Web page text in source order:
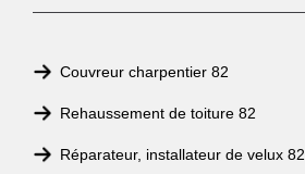
Couvreur charpentier 82
Rehaussement de toiture 82
Réparateur, installateur de velux 82